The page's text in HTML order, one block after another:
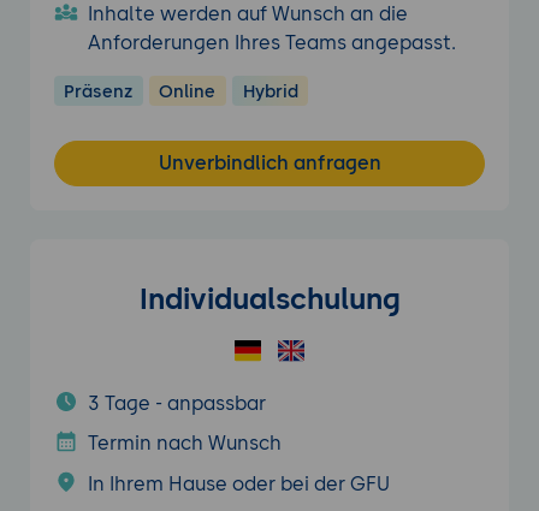
Inhalte werden auf Wunsch an die
Anforderungen Ihres Teams angepasst.
Präsenz Online Hybrid
Unverbindlich anfragen
Individualschulung
3 Tage - anpassbar
Termin nach Wunsch
In Ihrem Hause oder bei der GFU